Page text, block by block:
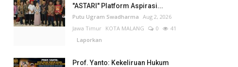
"ASTARI" Platform Aspirasi...
Putu Ugram Swadharma Aug 2, 2026
Jawa Timur KOTA MALANG 0
41
Laporkan
Prof. Yanto: Kekeliruan Hukum